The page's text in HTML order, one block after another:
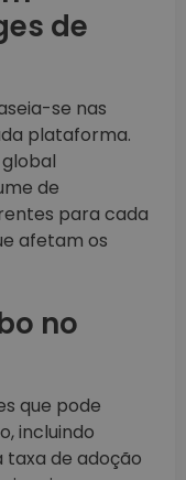
de
se nas
plataforma.
de
para cada
afetam os
no
que pode
incluindo
de adoção